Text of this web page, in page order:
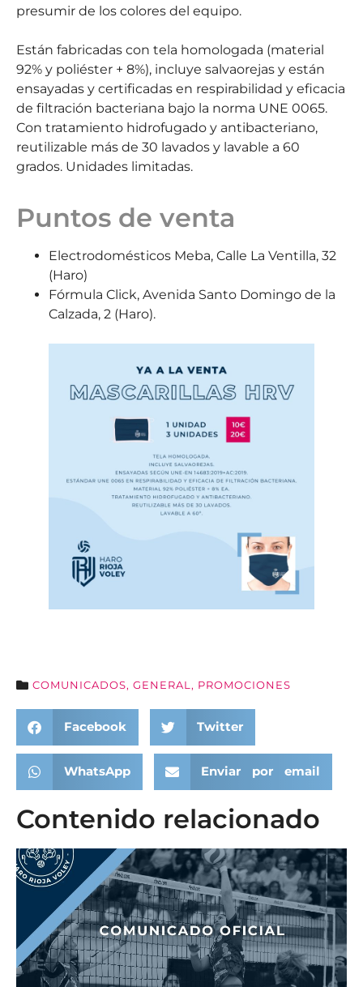
presumir de los colores del equipo.
Están fabricadas con tela homologada (material
92% y poliéster + 8%), incluye salvaorejas y están
ensayadas y certificadas en respirabilidad y eficacia
de filtración bacteriana bajo la norma UNE 0065.
Con tratamiento hidrofugado y antibacteriano,
reutilizable más de 30 lavados y lavable a 60
grados. Unidades limitadas.
Puntos de venta
Electrodomésticos Meba, Calle La Ventilla, 32
(Haro)
Fórmula Click, Avenida Santo Domingo de la
Calzada, 2 (Haro).
COMUNICADOS, GENERAL , PROMOCIONES
Facebook Twitter
WhatsApp Enviar por email
Contenido relacionado